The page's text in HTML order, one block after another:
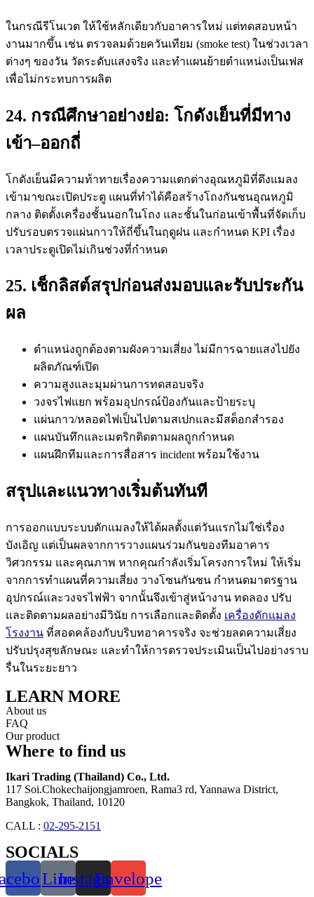
ในกรณีรีโนเวต ให้ใช้หลักเดียวกับอาคารใหม่ แต่ทดสอบหน้า
งานมากขึ้น เช่น ตรวจลมด้วยควันเทียม (smoke test) ในช่วงเวลา
ต่างๆ ของวัน วัดระดับแสงจริง และทำแผนย้ายตำแหน่งเป็นเฟส
เพื่อไม่กระทบการผลิต
24. กรณีศึกษาอย่างย่อ: โกดังเย็นที่มีทาง
เข้า–ออกถี่
โกดังเย็นมีความท้าทายเรื่องความแตกต่างอุณหภูมิที่ดึงแมลง
เข้ามาขณะเปิดประตู แผนที่ทำได้คือสร้างโถงกันชนอุณหภูมิ
กลาง ติดตั้งเครื่องชั้นนอกในโถง และชั้นในก่อนเข้าพื้นที่จัดเก็บ
ปรับรอบตรวจแผ่นกาวให้ถี่ขึ้นในฤดูฝน และกำหนด KPI เรื่อง
เวลาประตูเปิดไม่เกินช่วงที่กำหนด
25. เช็กลิสต์สรุปก่อนส่งมอบและรับประกัน
ผล
ตำแหน่งถูกต้องตามผังความเสี่ยง ไม่มีการฉายแสงไปยัง
ผลิตภัณฑ์เปิด
ความสูงและมุมผ่านการทดสอบจริง
วงจรไฟแยก พร้อมอุปกรณ์ป้องกันและป้ายระบุ
แผ่นกาว/หลอดไฟเป็นไปตามสเปกและมีสต็อกสำรอง
แผนบันทึกและเมตริกติดตามผลถูกกำหนด
แผนฝึกทีมและการสื่อสาร incident พร้อมใช้งาน
สรุปและแนวทางเริ่มต้นทันที
การออกแบบระบบดักแมลงให้ได้ผลตั้งแต่วันแรกไม่ใช่เรื่อง
บังเอิญ แต่เป็นผลจากการวางแผนร่วมกันของทีมอาคาร
วิศวกรรม และคุณภาพ หากคุณกำลังเริ่มโครงการใหม่ ให้เริ่ม
จากการทำแผนที่ความเสี่ยง วางโซนกันชน กำหนดมาตรฐาน
อุปกรณ์และวงจรไฟฟ้า จากนั้นจึงเข้าสู่หน้างาน ทดลอง ปรับ
และติดตามผลอย่างมีวินัย การเลือกและติดตั้ง เครื่องดักแมลง
โรงงาน ที่สอดคล้องกับบริบทอาคารจริง จะช่วยลดความเสี่ยง
ปรับปรุงสุขลักษณะ และทำให้การตรวจประเมินเป็นไปอย่างราบ
รื่นในระยะยาว
LEARN MORE
About us
FAQ
Our product
Where to find us
Ikari Trading (Thailand) Co., Ltd.
117 Soi.Chokechaijongjamroen, Rama3 rd, Yannawa District,
Bangkok, Thailand, 10120
CALL : 02-295-2151
SOCIALS
LineInstagramEnvelope